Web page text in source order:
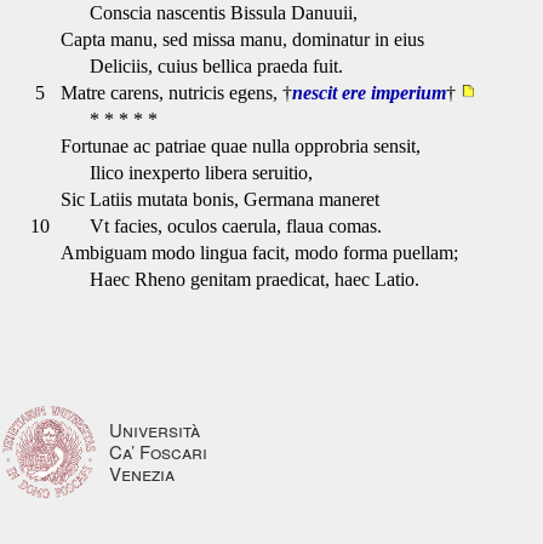
Conscia nascentis Bissula Danuuii,
Capta manu, sed missa manu, dominatur in eius
Deliciis, cuius bellica praeda fuit.
5
Matre carens, nutricis egens, †nescit ere imperium†
* * * * *
Fortunae ac patriae quae nulla opprobria sensit,
Ilico inexperto libera seruitio,
Sic Latiis mutata bonis, Germana maneret
10
Vt facies, oculos caerula, flaua comas.
Ambiguam modo lingua facit, modo forma puellam;
Haec Rheno genitam praedicat, haec Latio.
Università
Ca’ Foscari
Venezia